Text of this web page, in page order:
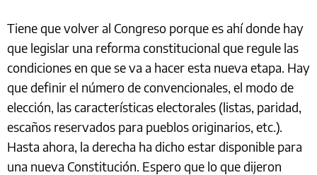
Tiene que volver al Congreso porque es ahí donde hay
que legislar una reforma constitucional que regule las
condiciones en que se va a hacer esta nueva etapa. Hay
que definir el número de convencionales, el modo de
elección, las características electorales (listas, paridad,
escaños reservados para pueblos originarios, etc.).
Hasta ahora, la derecha ha dicho estar disponible para
una nueva Constitución. Espero que lo que dijeron